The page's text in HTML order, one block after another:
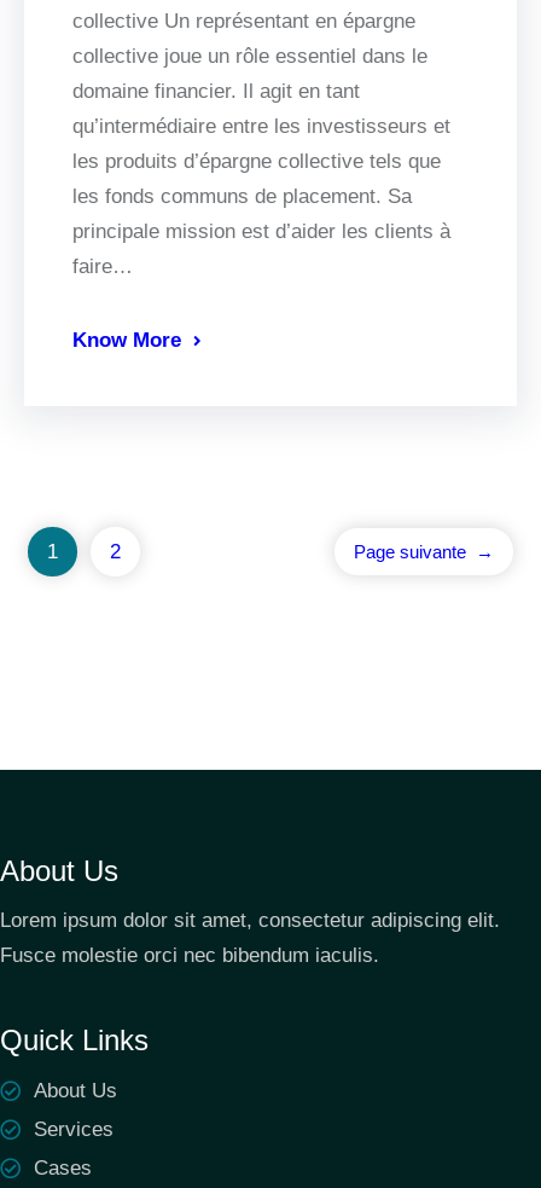
collective Un représentant en épargne
collective joue un rôle essentiel dans le
domaine financier. Il agit en tant
qu’intermédiaire entre les investisseurs et
les produits d’épargne collective tels que
les fonds communs de placement. Sa
principale mission est d’aider les clients à
faire…
Know More
1 2 Page suivante →
About Us
Lorem ipsum dolor sit amet, consectetur adipiscing elit.
Fusce molestie orci nec bibendum iaculis.
Quick Links
About Us
Services
Cases